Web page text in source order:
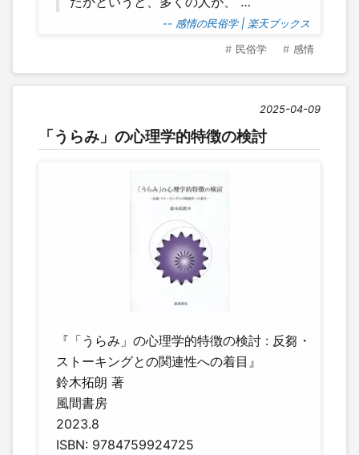
-- 感情の民俗学 | 楽天ブックス
民俗学 感情
2025-04-09
「うらみ」の心理学的特徴の検討
『「うらみ」の心理学的特徴の検討 : 反芻・
ストーキングとの関連性への着目』
鈴木拓朗 著
風間書房
2023.8
ISBN: 9784759924725